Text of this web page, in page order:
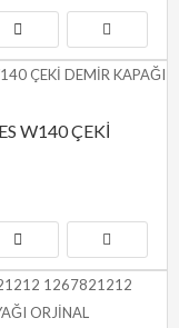
W140 ÇEKİ